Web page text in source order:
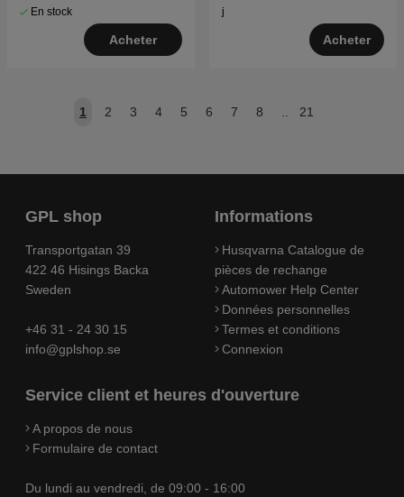
En stock
Acheter
j
Acheter
1 2 3 4 5 6 7 8 .. 21
GPL shop
Transportgatan 39
422 46 Hisings Backa
Sweden
+46 31 - 24 30 15
info@gplshop.se
Informations
Husqvarna Catalogue de
pièces de rechange
Automower Help Center
Données personnelles
Termes et conditions
Connexion
Service client et heures d'ouverture
A propos de nous
Formulaire de contact
Du lundi au vendredi, de 09:00 - 16:00